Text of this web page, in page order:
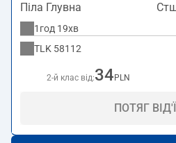
Піла Глувна
1год 19хв
TLK 58112
2-й клас від:34 PLN
ПОТЯГ